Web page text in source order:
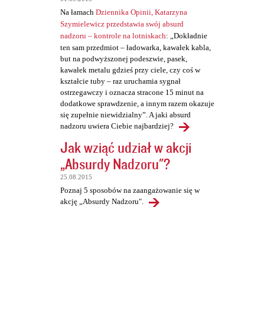
Na łamach Dziennika Opinii, Katarzyna
Szymielewicz przedstawia swój absurd
nadzoru – kontrole na lotniskach: „Dokładnie
ten sam przedmiot – ładowarka, kawałek kabla,
but na podwyższonej podeszwie, pasek,
kawałek metalu gdzieś przy ciele, czy coś w
kształcie tuby – raz uruchamia sygnał
ostrzegawczy i oznacza stracone 15 minut na
dodatkowe sprawdzenie, a innym razem okazuje
się zupełnie niewidzialny”. A jaki absurd
nadzoru uwiera Ciebie najbardziej?
Jak wziąć udział w akcji
„Absurdy Nadzoru"?
25.08.2015
Poznaj 5 sposobów na zaangażowanie się w
akcję „Absurdy Nadzoru".